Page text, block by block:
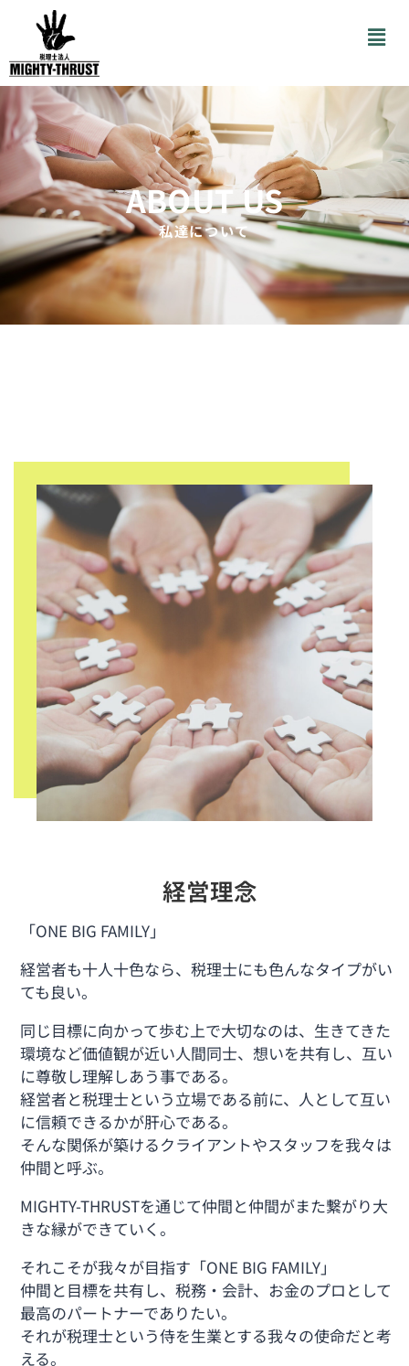
ABOUT US
私達について
経営理念
「ONE BIG FAMILY」
経営者も十人十色なら、税理士にも色んなタイプがい
ても良い。
同じ目標に向かって歩む上で大切なのは、生きてきた
環境など価値観が近い人間同士、想いを共有し、互い
に尊敬し理解しあう事である。
経営者と税理士という立場である前に、人として互い
に信頼できるかが肝心である。
そんな関係が築けるクライアントやスタッフを我々は
仲間と呼ぶ。
MIGHTY-THRUSTを通じて仲間と仲間がまた繋がり大
きな縁ができていく。
それこそが我々が目指す「ONE BIG FAMILY」
仲間と目標を共有し、税務・会計、お金のプロとして
最高のパートナーでありたい。
それが税理士という侍を生業とする我々の使命だと考
える。